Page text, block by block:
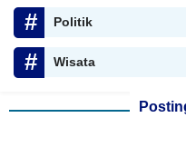
Politik
Wisata